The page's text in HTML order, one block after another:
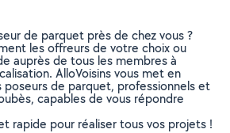
de parquet près de chez vous ?
les offreurs de votre choix ou
auprès de tous les membres à
AlloVoisins vous met en
poseurs de parquet, professionnels et
capables de vous répondre
rapide pour réaliser tous vos projets !